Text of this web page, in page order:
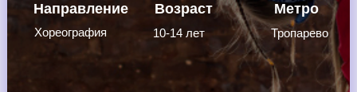
Направление
Хореография
Возраст
10-14 лет
Метро
Тропарево